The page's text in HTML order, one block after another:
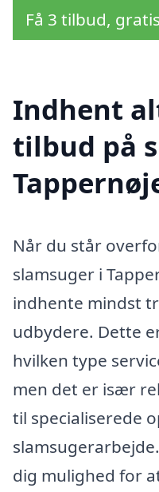
Få 3 tilbud,
Indhent
tilbud på
Når du står
slamsuger i
indhente mindst
udbydere. Dette
hvilken type
men det er især
til specialiserede
dig mulighed for